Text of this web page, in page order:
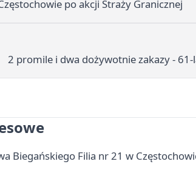
po akcji Straży Granicznej
2 promile i dwa dożywotnie zakazy - 61-
Biegańskiego Filia nr 21 w